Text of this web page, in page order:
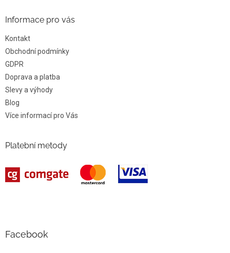
Informace pro vás
Kontakt
Obchodní podmínky
GDPR
Doprava a platba
Slevy a výhody
Blog
Více informací pro Vás
Platební metody
Facebook